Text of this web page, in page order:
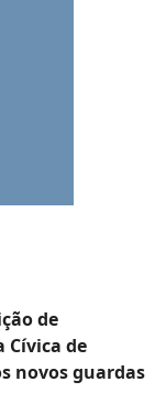
de
Cívica de
novos guardas